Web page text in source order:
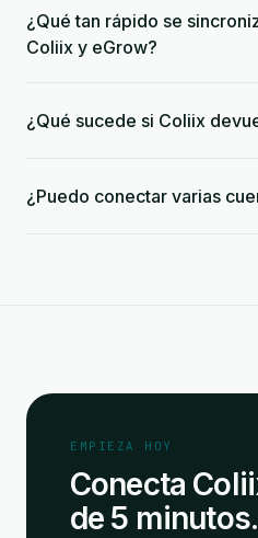
¿Qué tan rápido se
Coliix y eGrow?
¿Qué sucede si Coliix
¿Puedo conectar varias
EMPIEZA HOY
Conecta
de 5 minutos.